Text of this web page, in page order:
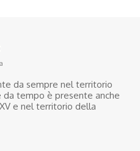
da sempre nel territorio
da tempo è presente anche
e nel territorio della